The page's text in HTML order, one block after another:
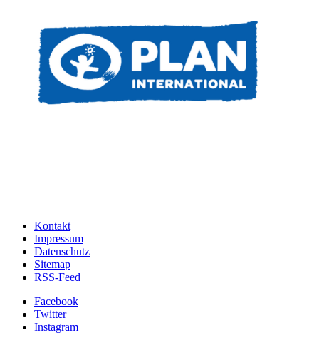
Kontakt
Impressum
Datenschutz
Sitemap
RSS-Feed
Facebook
Twitter
Instagram